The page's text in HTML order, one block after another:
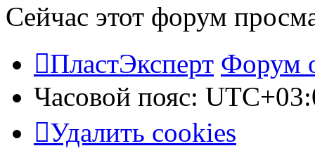
Сейчас этот форум
ПластЭксперт Форум
Часовой пояс:
Удалить cookies